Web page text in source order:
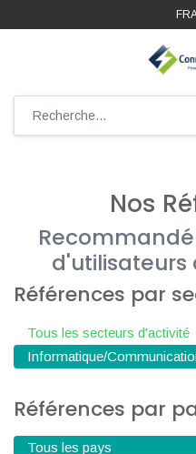
Nos
Références par
Tous les secteurs d'activité
Informatique/
Références par
Tous les pays